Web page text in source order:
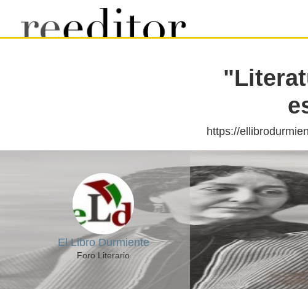
El Libro Durmiente
Foro Literario